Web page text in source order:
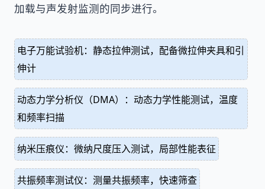
加载与声发射监测的同步进行。
电子万能试验机：静态拉伸测试，配备微拉伸夹具和引
伸计
动态力学分析仪（DMA）：动态力学性能测试，温度
和频率扫描
纳米压痕仪：微纳尺度压入测试，局部性能表征
共振频率测试仪：测量共振频率，快速筛查